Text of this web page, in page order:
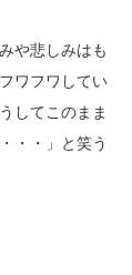
や悲しみはも
ワフワしてい
してこのまま
・・」と笑う